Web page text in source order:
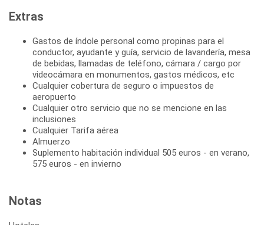
Extras
Gastos de índole personal como propinas para el
conductor, ayudante y guía, servicio de lavandería, mesa
de bebidas, llamadas de teléfono, cámara / cargo por
videocámara en monumentos, gastos médicos, etc
Cualquier cobertura de seguro o impuestos de
aeropuerto
Cualquier otro servicio que no se mencione en las
inclusiones
Cualquier Tarifa aérea
Almuerzo
Suplemento habitación individual 505 euros - en verano,
575 euros - en invierno
Notas